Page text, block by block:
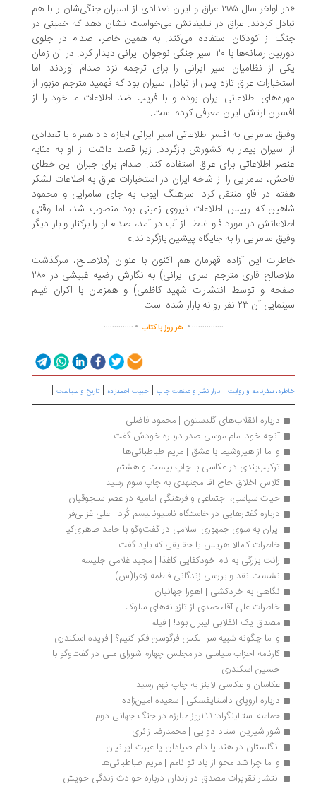
«در اواخر سال ۱۹۸۵ عراق و ایران تعدادی از اسیران جنگی‌شان را با هم
کردند. عراق در تبلیغاتش می‌خواست نشان دهد که خمینی در
از کودکان استفاده می‌کند. به همین خاطر، صدام در جلوی
دوربین رسانه‌ها با ۲۰ اسیر جنگی نوجوان ایرانی دیدار کرد. در آن زمان
از نظامیان اسیر ایرانی را برای ترجمه نزد صدام آوردند. اما
عراق تازه پس از تبادل اسیران بود که فهمید مترجم مزبور از
اطلاعاتی ایران بوده و با فریب ضد اطلاعات ما خود را از
ارتش ایران معرفی کرده است.
سامرایی به افسر اطلاعاتی اسیر ایرانی اجازه داد همراه با تعدادی
اسیران بیمار به کشورش بازگردد. زیرا قصد داشت از او به مثابه
اطلاعاتی برای عراق استفاده کند. صدام برای جبران این خطای
سامرایی را از شاخه ایران در استخبارات عراق به اطلاعات لشکر
در فاو منتقل کرد. سرهنگ ایوب به جای سامرایی و محمود
که رییس اطلاعات نیروی زمینی بود منصوب شد، اما وقتی
در مورد فاو غلط از آب در آمد، صدام او را برکنار و بار دیگر
سامرایی را به جایگاه پیشین بازگرداند.»
این آزاده قهرمان هم اکنون با عنوان (ملاصالح، سرگذشت
ملاصالح قاری مترجم اسرای ایرانی) به نگارش رضیه غبیشی در ۲۸۰
و توسط انتشارات شهید کاظمی) و همزمان با اکران فیلم
آن ۲۳ نفر روانه بازار شده است.
...............
. هر روز با کتاب.
..............
سفرنامه‌ و روایت|بازار نشر و صنعت چاپ|حبیب احمدزاده|تاریخ و سیاست |
درباره انقلاب‌های گلدستون | محمود فاضلی
آنچه خود امام موسی صدر درباره خودش گفت
و اما از هیروشیما با عشق | مریم طباطبائی‌ها
ترکیب‌بندی در عکاسی با چاپ بیست و هشتم
کلاس اخلاق حاج آقا مجتهدی به چاپ سوم رسید
حیات سیاسی، اجتماعی و فرهنگی امامیه در عصر سلجوقیان
درباره گفتارهایی در خاستگاه ناسیونالیسم کُرد | علی غزالی‌فر
ایران به سوی جمهوری اسلامی در گفت‌وگو با حامد طاهری‌کیا
خاطرات کامالا هریس یا حقایقی که باید گفت
رانت بزرگی به نام خودکفایی کاغذ! | مجید غلامی جلیسه
نشست نقد و بررسی زندگانی فاطمه زهرا(س)
نگاهی به خردکشی | اهورا جهانیان
خاطرات علی آقامحمدی از تازیانه‌های سلوک
مصدق یک انقلابی لیبرال بود! | فیلم
و اما چگونه شبیه سر الکس فرگوسن فکر کنیم؟ | فریده اسکندری
کارنامه احزاب سیاسی در مجلس چهارم شورای ملی در گفت‌وگو با
حسین اسکندری
عکاسان و عکاسی لاینز به چاپ نهم رسید
درباره اروپای داستایفسکی | سعیده امین‌زاده
حماسه استالینگراد: ۱۹۹روز مبارزه در جنگ جهانی دوم
شور شیرین استاد دوایی | محمدرضا زائری
انگلستان در هند یا دام صیادان یا عبرت ایرانیان
و اما چرا شد محو از یاد تو نامم | مریم طباطبائی‌ها
انتشار تقریرات مصدق در زندان درباره حوادث زندگی خویش